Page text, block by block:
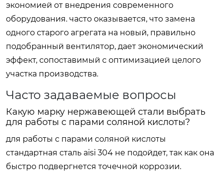
экономией от внедрения современного
оборудования. часто оказывается, что замена
одного старого агрегата на новый, правильно
подобранный вентилятор, дает экономический
эффект, сопоставимый с оптимизацией целого
участка производства.
Часто задаваемые вопросы
Какую марку нержавеющей стали выбрать
для работы с парами соляной кислоты?
для работы с парами соляной кислоты
стандартная сталь aisi 304 не подойдет, так как она
быстро подвергнется точечной коррозии.